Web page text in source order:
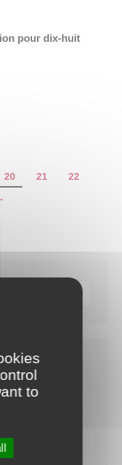
pour dix-huit
20 21
22
matin
intègrent le
to